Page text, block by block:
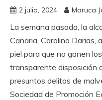
2 julio, 2024 Maruca
La semana pasada, la
Canaria, Carolina Darias,
piel para que no ganen
transparente disposición
presuntos delitos de
Sociedad de Promoción